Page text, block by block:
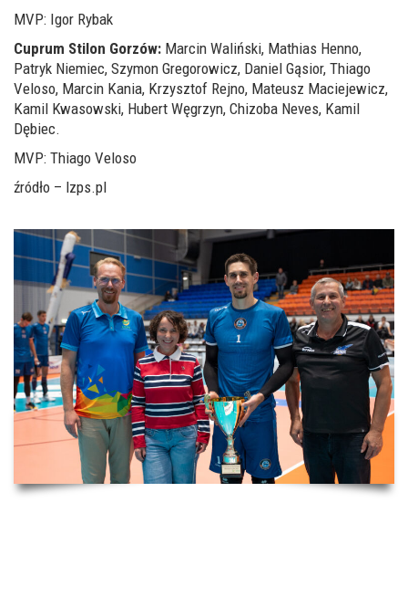
MVP: Igor Rybak
Cuprum Stilon Gorzów: Marcin Waliński, Mathias Henno,
Patryk Niemiec, Szymon Gregorowicz, Daniel Gąsior, Thiago
Veloso, Marcin Kania, Krzysztof Rejno, Mateusz Maciejewicz,
Kamil Kwasowski, Hubert Węgrzyn, Chizoba Neves, Kamil
Dębiec.
MVP: Thiago Veloso
źródło – lzps.pl